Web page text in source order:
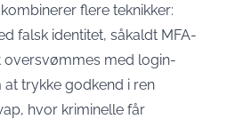
flere teknikker:
falsk identitet, såkaldt MFA-
med login-
trykke godkend i ren
hvor kriminelle får